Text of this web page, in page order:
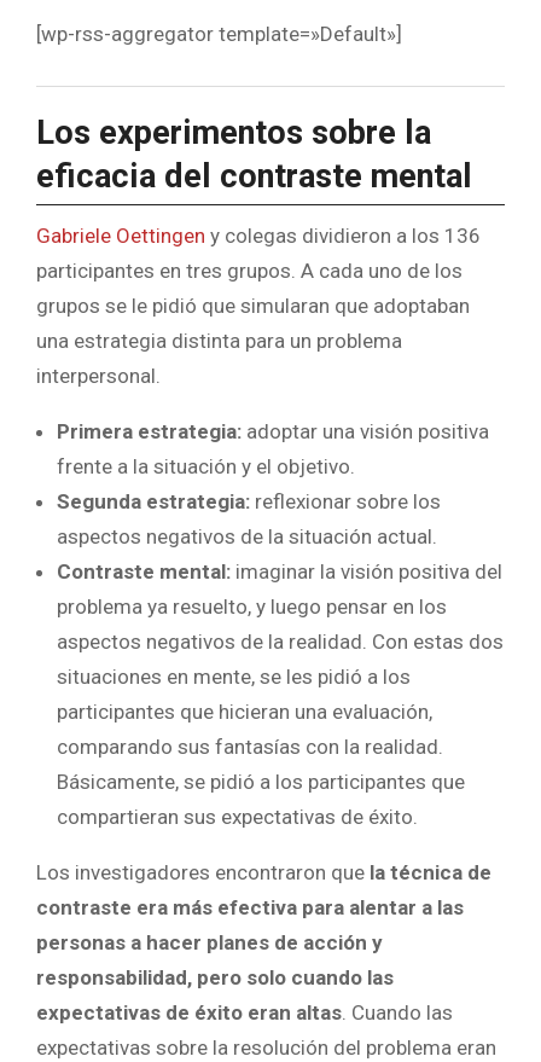
[wp-rss-aggregator template=»Default»]
Los experimentos sobre la
eficacia del contraste mental
Gabriele Oettingen y colegas dividieron a los 136
participantes en tres grupos. A cada uno de los
grupos se le pidió que simularan que adoptaban
una estrategia distinta para un problema
interpersonal.
Primera estrategia: adoptar una visión positiva
frente a la situación y el objetivo.
Segunda estrategia: reflexionar sobre los
aspectos negativos de la situación actual.
Contraste mental: imaginar la visión positiva del
problema ya resuelto, y luego pensar en los
aspectos negativos de la realidad. Con estas dos
situaciones en mente, se les pidió a los
participantes que hicieran una evaluación,
comparando sus fantasías con la realidad.
Básicamente, se pidió a los participantes que
compartieran sus expectativas de éxito.
Los investigadores encontraron que la técnica de
contraste era más efectiva para alentar a las
personas a hacer planes de acción y
responsabilidad, pero solo cuando las
expectativas de éxito eran altas. Cuando las
expectativas sobre la resolución del problema eran